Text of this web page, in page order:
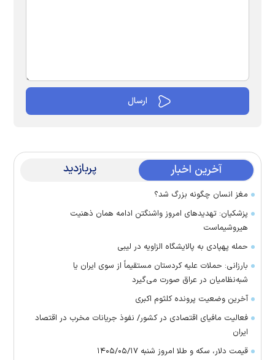
آخرین اخبار پربازدید
مغز انسان چگونه بزرگ شد؟
پزشکیان: تهدید‌های امروز واشنگتن ادامه همان ذهنیت
هیروشیماست
حمله پهپادی به پالایشگاه الزاویه در لیبی
بارزانی: حملات علیه کردستان مستقیماً از سوی ایران یا
شبه‌نظامیان در عراق صورت می‌گیرد
آخرین وضعیت پرونده کلثوم اکبری
فعالیت مافیای اقتصادی در کشور/ نفوذ جریانات مخرب در اقتصاد
ایران
قیمت دلار، سکه و طلا امروز شنبه ۱۴۰۵/۰۵/۱۷